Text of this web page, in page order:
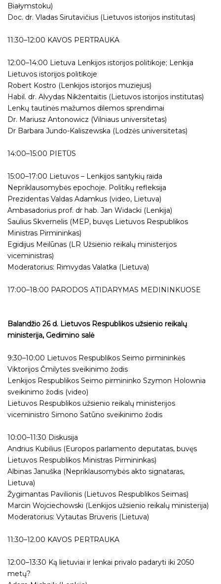
Białymstoku)
Doc. dr. Vladas Sirutavičius (Lietuvos istorijos institutas)
11:30–12:00 KAVOS PERTRAUKA
12:00–14:00 Lietuva Lenkijos istorijos politikoje; Lenkija
Lietuvos istorijos politikoje
Robert Kostro (Lenkijos istorijos muziejus)
Habil. dr. Alvydas Nikžentaitis (Lietuvos istorijos institutas)
Lenkų tautinės mažumos dilemos sprendimai
Dr. Mariusz Antonowicz (Vilniaus universitetas)
Dr Barbara Jundo-Kaliszewska (Lodzės universitetas)
14:00–15:00 PIETŪS
15:00–17:00 Lietuvos – Lenkijos santykių raida
Nepriklausomybės epochoje. Politikų refleksija
Prezidentas Valdas Adamkus (video, Lietuva)
Ambasadorius prof. dr hab. Jan Widacki (Lenkija)
Saulius Skvernelis (MEP, buvęs Lietuvos Respublikos
Ministras Pirmininkas)
Egidijus Meilūnas (LR Užsienio reikalų ministerijos
viceministras)
Moderatorius: Rimvydas Valatka (Lietuva)
17:00–18:00 PARODOS ATIDARYMAS MEDININKUOSE
Balandžio 26 d. Lietuvos Respublikos užsienio reikalų
ministerija, Gedimino salė
9:30–10:00 Lietuvos Respublikos Seimo pirmininkės
Viktorijos Čmilytės sveikinimo žodis
Lenkijos Respublikos Seimo pirmininko Szymon Holownia
sveikinimo žodis (video)
Lietuvos Respublikos užsienio reikalų ministerijos
viceministro Simono Šatūno sveikinimo žodis
10:00–11:30 Diskusija
Andrius Kubilius (Europos parlamento deputatas, buvęs
Lietuvos Respublikos Ministras Pirmininkas)
Albinas Januška (Nepriklausomybės akto signataras,
Lietuva)
Žygimantas Pavilionis (Lietuvos Respublikos Seimas)
Marcin Wojciechowski (Lenkijos užsienio reikalų ministerija)
Moderatorius: Vytautas Bruveris (Lietuva)
11:30–12.00 KAVOS PERTRAUKA
12:00–13:30 Ką lietuviai ir lenkai privalo padaryti iki 2050
metų?